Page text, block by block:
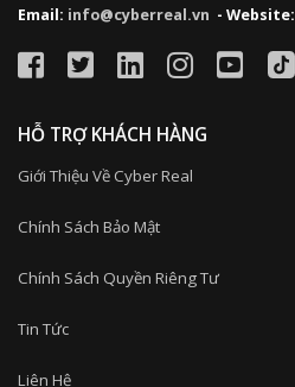
Email: info@cyberreal.vn - Website:
HỖ TRỢ KHÁCH HÀNG
Giới Thiệu Về Cyber Real
Chính Sách Bảo Mật
Chính Sách Quyền Riêng Tư
Tin Tức
Liên Hệ